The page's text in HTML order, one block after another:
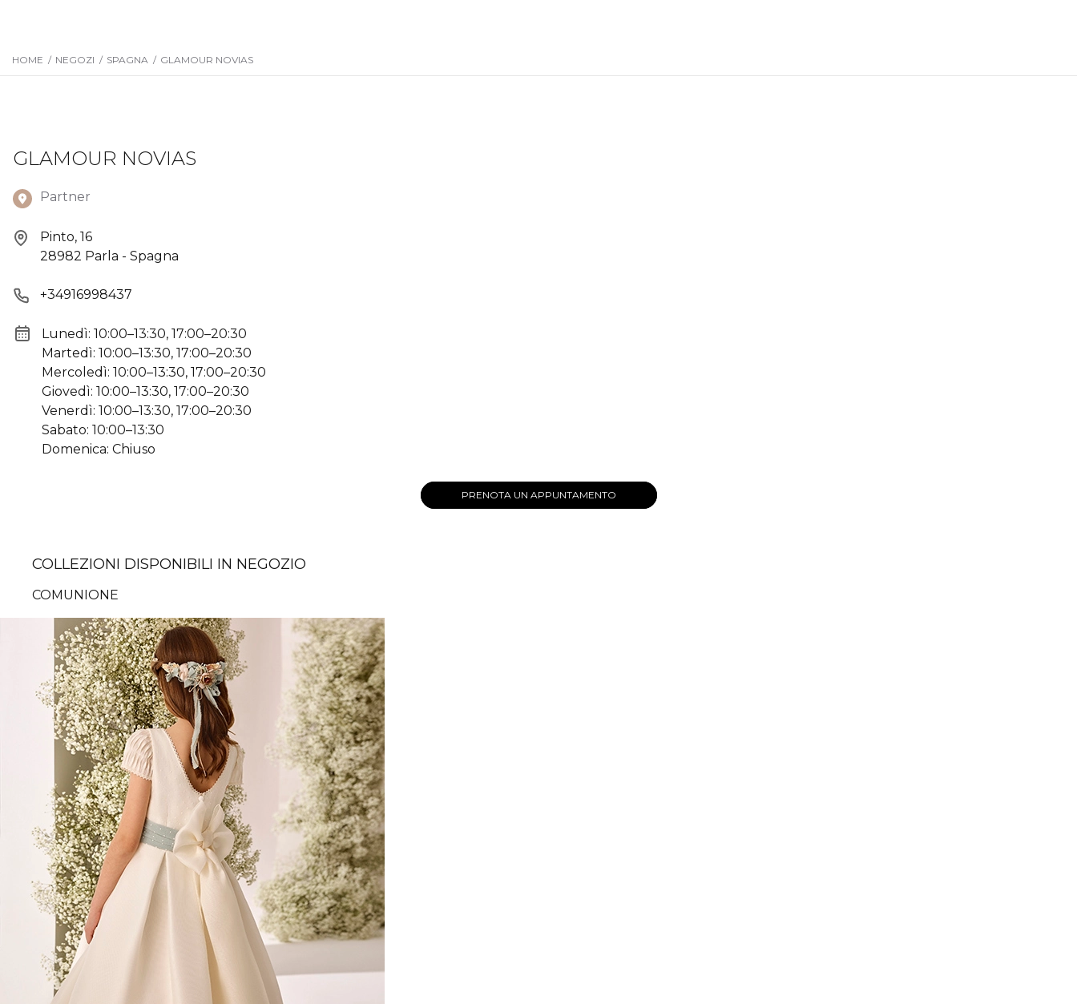
HOME / NEGOZI / SPAGNA / GLAMOUR NOVIAS
GLAMOUR NOVIAS
Partner
Pinto, 16
28982 Parla - Spagna
+34916998437
Lunedì: 10:00–13:30, 17:00–20:30
Martedì: 10:00–13:30, 17:00–20:30
Mercoledì: 10:00–13:30, 17:00–20:30
Giovedì: 10:00–13:30, 17:00–20:30
Venerdì: 10:00–13:30, 17:00–20:30
Sabato: 10:00–13:30
Domenica: Chiuso
PRENOTA UN APPUNTAMENTO
COLLEZIONI DISPONIBILI IN NEGOZIO
COMUNIONE